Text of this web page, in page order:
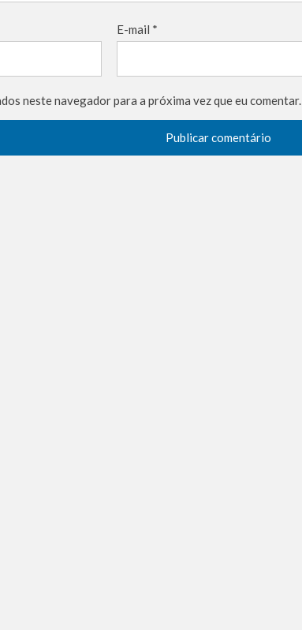
E-mail *
neste navegador para a próxima vez que eu comentar.